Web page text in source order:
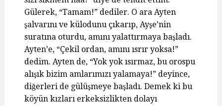
Gülerek, “Tamam!” dediler. O ara Ayten
şalvarını ve külodunu çıkarıp, Ayşe’nin
suratına oturdu, amını yalattırmaya başladı.
Ayten’e, “Çekil ordan, amını ısrır yoksa!”
dedim. Ayten de, “Yok yok ısırmaz, bu orospu
alışık bizim amlarımızı yalamaya!” deyince,
diğerleri de gülüşmeye başladı. Demek ki bu
köyün kızları erkeksizlikten dolayı